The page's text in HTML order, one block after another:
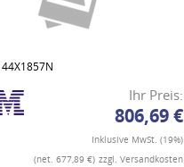
Ihr Preis:
806,69 €
Inklusive MwSt. (19%)
(net. 677,89 €) zzgl. Versandkosten